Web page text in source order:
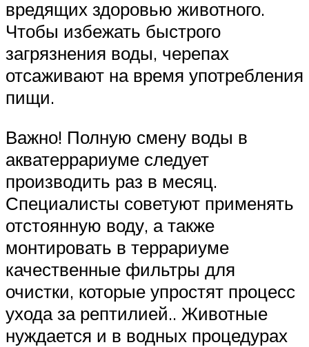
вредящих здоровью животного.
Чтобы избежать быстрого
загрязнения воды, черепах
отсаживают на время употребления
пищи.
Важно! Полную смену воды в
акватеррариуме следует
производить раз в месяц.
Специалисты советуют применять
отстоянную воду, а также
монтировать в террариуме
качественные фильтры для
очистки, которые упростят процесс
ухода за рептилией.. Животные
нуждается и в водных процедурах